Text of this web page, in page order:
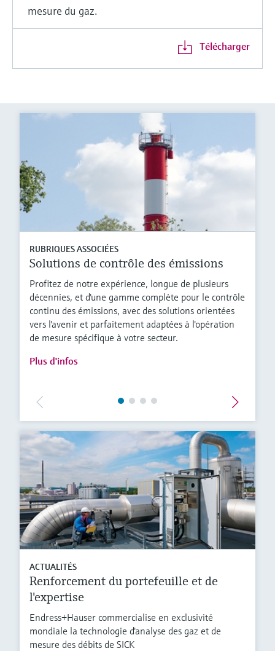
mesure du gaz.
Télécharger
RUBRIQUES ASSOCIÉES
Solutions de contrôle des émissions
Profitez de notre expérience, longue de plusieurs
décennies, et d'une gamme complète pour le contrôle
continu des émissions, avec des solutions orientées
vers l'avenir et parfaitement adaptées à l'opération
de mesure spécifique à votre secteur.
Plus d'infos
ACTUALITÉS
Renforcement du portefeuille et de
l'expertise
Endress+Hauser commercialise en exclusivité
mondiale la technologie d'analyse des gaz et de
mesure des débits de SICK